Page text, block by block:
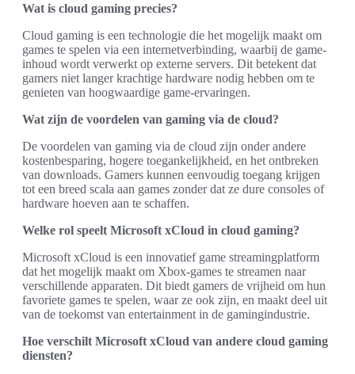
Wat is cloud gaming precies?
Cloud gaming is een technologie die het mogelijk maakt om
games te spelen via een internetverbinding, waarbij de game-
inhoud wordt verwerkt op externe servers. Dit betekent dat
gamers niet langer krachtige hardware nodig hebben om te
genieten van hoogwaardige game-ervaringen.
Wat zijn de voordelen van gaming via de cloud?
De voordelen van gaming via de cloud zijn onder andere
kostenbesparing, hogere toegankelijkheid, en het ontbreken
van downloads. Gamers kunnen eenvoudig toegang krijgen
tot een breed scala aan games zonder dat ze dure consoles of
hardware hoeven aan te schaffen.
Welke rol speelt Microsoft xCloud in cloud gaming?
Microsoft xCloud is een innovatief game streamingplatform
dat het mogelijk maakt om Xbox-games te streamen naar
verschillende apparaten. Dit biedt gamers de vrijheid om hun
favoriete games te spelen, waar ze ook zijn, en maakt deel uit
van de toekomst van entertainment in de gamingindustrie.
Hoe verschilt Microsoft xCloud van andere cloud gaming
diensten?